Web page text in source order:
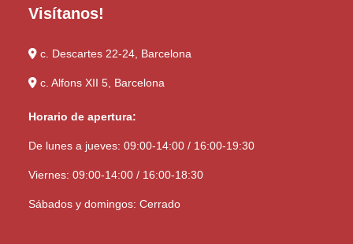
Visítanos!
c. Descartes 22-24, Barcelona
c. Alfons XII 5, Barcelona
Horario de apertura:
De lunes a jueves: 09:00-14:00 / 16:00-19:30
Viernes: 09:00-14:00 / 16:00-18:30
Sábados y domingos: Cerrado